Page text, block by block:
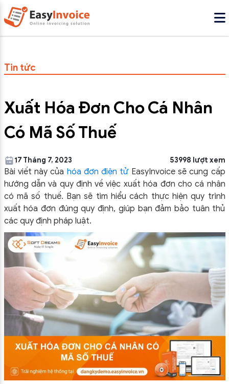
Tin tức
Xuất Hóa Đơn Cho Cá Nhân
Có Mã Số Thuế
17 Tháng 7, 2023 53998 lượt xem
Bài viết này của hóa đơn điện tử EasyInvoice sẽ cung cấp
hướng dẫn và quy định về việc xuất hóa đơn cho cá nhân
có mã số thuế. Bạn sẽ tìm hiểu cách thực hiện quy trình
xuất hóa đơn đúng quy định, giúp bạn đảm bảo tuân thủ
các quy định pháp luật.